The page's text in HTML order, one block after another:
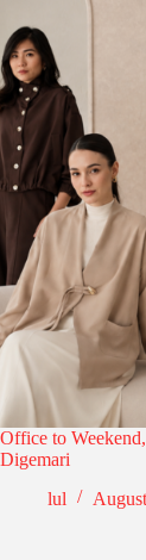
Office to
Digemari
lul